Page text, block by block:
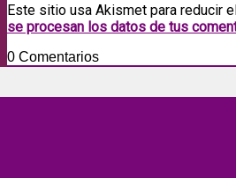
Este sitio usa Akismet para reducir
se procesan los datos de tus
0 Comentarios